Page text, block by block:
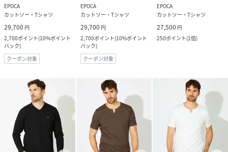
EPOCA
カットソー・Tシャツ
29,700 円
2,700ポイント(10%ポイント
バック)
クーポン対象
EPOCA
カットソー・Tシャツ
29,700 円
2,700ポイント(10%ポイント
バック)
クーポン対象
EPOCA
カットソー・Tシャツ
27,500 円
250ポイント(1倍)